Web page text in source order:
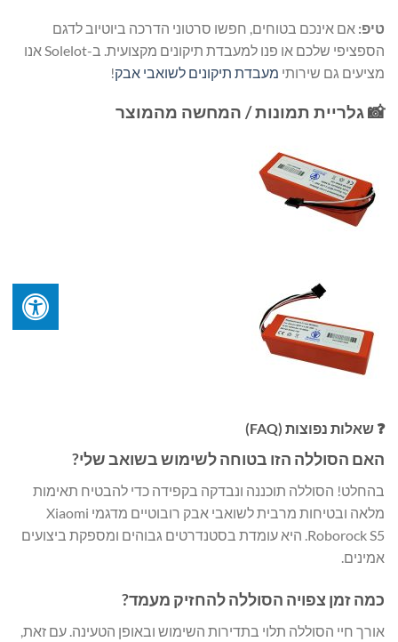
טיפ: אם אינכם בטוחים, חפשו סרטוני הדרכה ביוטיוב לדגם
הספציפי שלכם או פנו למעבדת תיקונים מקצועית. ב-Solelot אנו
מציעים גם שירותי מעבדת תיקונים לשואבי אבק!
📸 גלריית תמונות / המחשה מהמוצר
❓ שאלות נפוצות (FAQ)
האם הסוללה הזו בטוחה לשימוש בשואב שלי?
בהחלט! הסוללה תוכננה ונבדקה בקפידה כדי להבטיח תאימות
מלאה ובטיחות מרבית לשואבי אבק רובוטיים מדגמי Xiaomi
Roborock S5. היא עומדת בסטנדרטים גבוהים ומספקת ביצועים
אמינים.
כמה זמן צפויה הסוללה להחזיק מעמד?
אורך חיי הסוללה תלוי בתדירות השימוש ובאופן הטעינה. עם זאת,